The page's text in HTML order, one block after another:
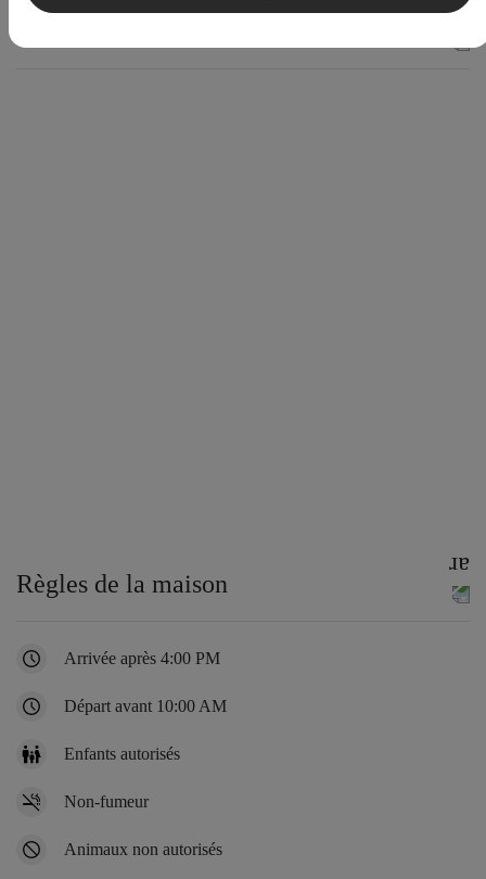
Règles de la maison
Arrivée après 4:00 PM
Départ avant 10:00 AM
Enfants autorisés
Non-fumeur
Animaux non autorisés